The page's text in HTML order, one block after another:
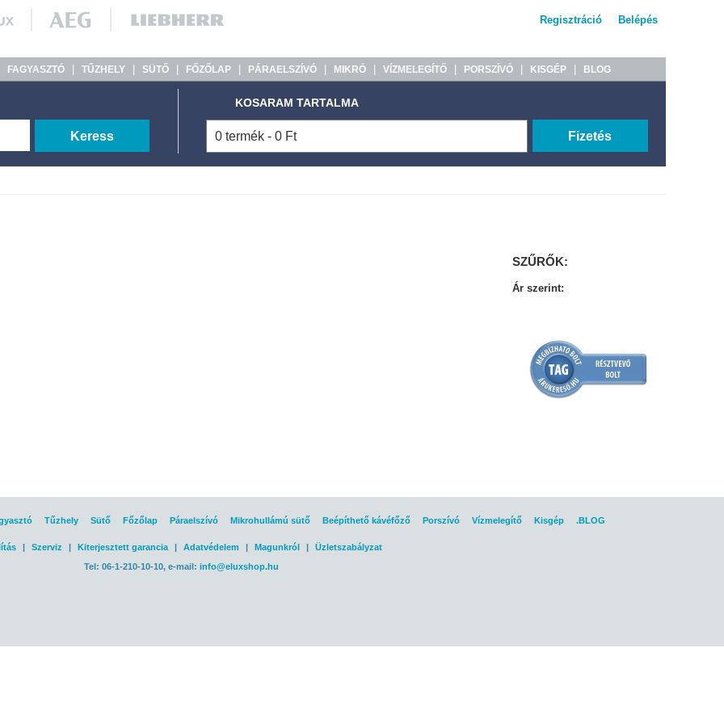
Regisztráció Belépés
FAGYASZTÓ TŰZHELY SÜTŐ FŐZŐLAP PÁRAELSZÍVÓ MIKRÓ VÍZMELEGÍTŐ PORSZÍVÓ KISGÉP BLOG
Keress
KOSARAM TARTALMA
0 termék - 0 Ft Fizetés
SZŰRŐK:
Ár szerint:
Tűzhely Sütő Főzőlap Páraelszívó Mikrohullámú sütő Beépíthető kávéfőző Porszívó Vízmelegítő Kisgép .BLOG
| Szerviz | Kiterjesztett garancia | Adatvédelem | Magunkról |
Üzletszabályzat
Tel: 06-1-210-10-10, e-mail: info@eluxshop.hu